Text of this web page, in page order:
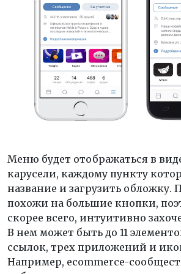
Меню будет отображаться в
карусели, каждому пункту
название и загрузить
похожи на большие кнопки,
скорее всего, интуитивно
В нем может быть до 11
ссылок, трех приложений и
Например, ecommerce-